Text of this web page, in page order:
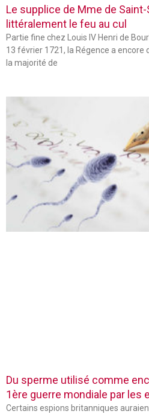
Le supplice de Mme de
littéralement le feu au cul
Partie fine chez Louis IV Henri de
13 février 1721, la Régence a
la majorité de
Du sperme utilisé comme
1ère guerre mondiale par les
Certains espions britanniques